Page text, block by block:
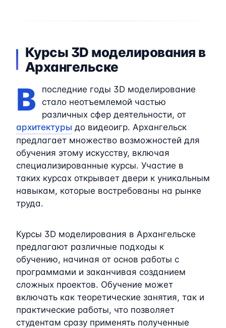
Курсы 3D моделирования в
Архангельске
В
последние годы 3D моделирование
стало неотъемлемой частью
различных сфер деятельности, от
архитектуры до видеоигр. Архангельск
предлагает множество возможностей для
обучения этому искусству, включая
специализированные курсы. Участие в
таких курсах открывает двери к уникальным
навыкам, которые востребованы на рынке
труда.
Курсы 3D моделирования в Архангельске
предлагают различные подходы к
обучению, начиная от основ работы с
программами и заканчивая созданием
сложных проектов. Обучение может
включать как теоретические занятия, так и
практические работы, что позволяет
студентам сразу применять полученные